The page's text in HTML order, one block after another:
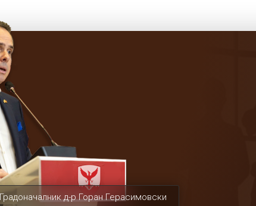
Градоначалник д-р Горан Герасимовски